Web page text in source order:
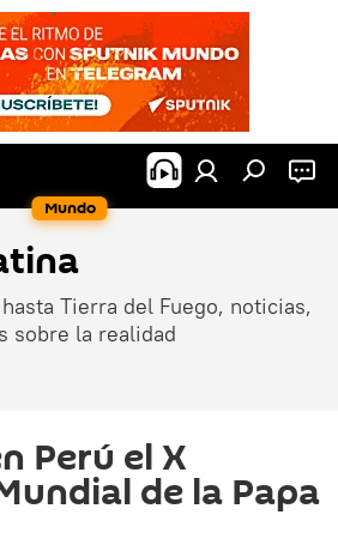
Mundo
Tierra del Fuego, noticias,
sobre la realidad
Perú el X
de la Papa